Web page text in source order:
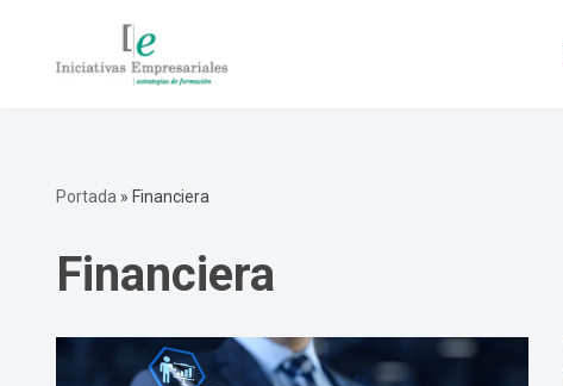
Saltar
Portada » Financiera
Financiera